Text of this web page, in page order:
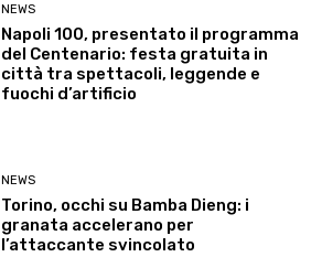
NEWS
Napoli 100, presentato il programma
del Centenario: festa gratuita in
città tra spettacoli, leggende e
fuochi d’artificio
NEWS
Torino, occhi su Bamba Dieng: i
granata accelerano per
l’attaccante svincolato